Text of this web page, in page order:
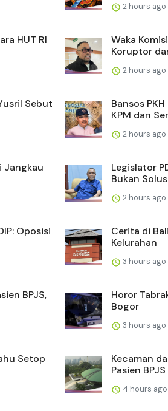
2 hours ago
HUT RI
Waka
Koruptor
2 hours ago
Sebut
Bansos
KPM dan
2 hours ago
Jangkau
Legislator
Bukan
2 hours ago
Oposisi
Cerita di
Kelurahan
3 hours ago
BPJS,
Horor
Bogor
3 hours ago
Setop
Kecaman
Pasien BPJS
4 hours ago